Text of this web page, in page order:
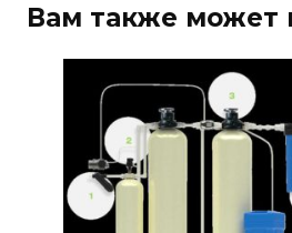
Вам также может